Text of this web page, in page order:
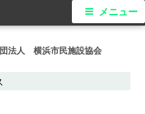
法人 横浜市民施設協会
メニュー